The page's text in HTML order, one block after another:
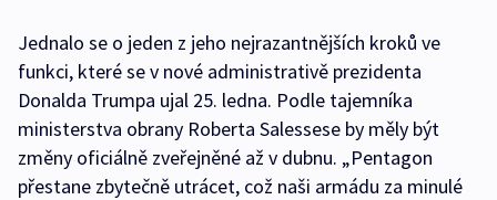
Jednalo se o jeden z jeho nejrazantnějších kroků ve
funkci, které se v nové administrativě prezidenta
Donalda Trumpa ujal 25. ledna. Podle tajemníka
ministerstva obrany Roberta Salessese by měly být
změny oficiálně zveřejněné až v dubnu. „Pentagon
přestane zbytečně utrácet, což naši armádu za minulé